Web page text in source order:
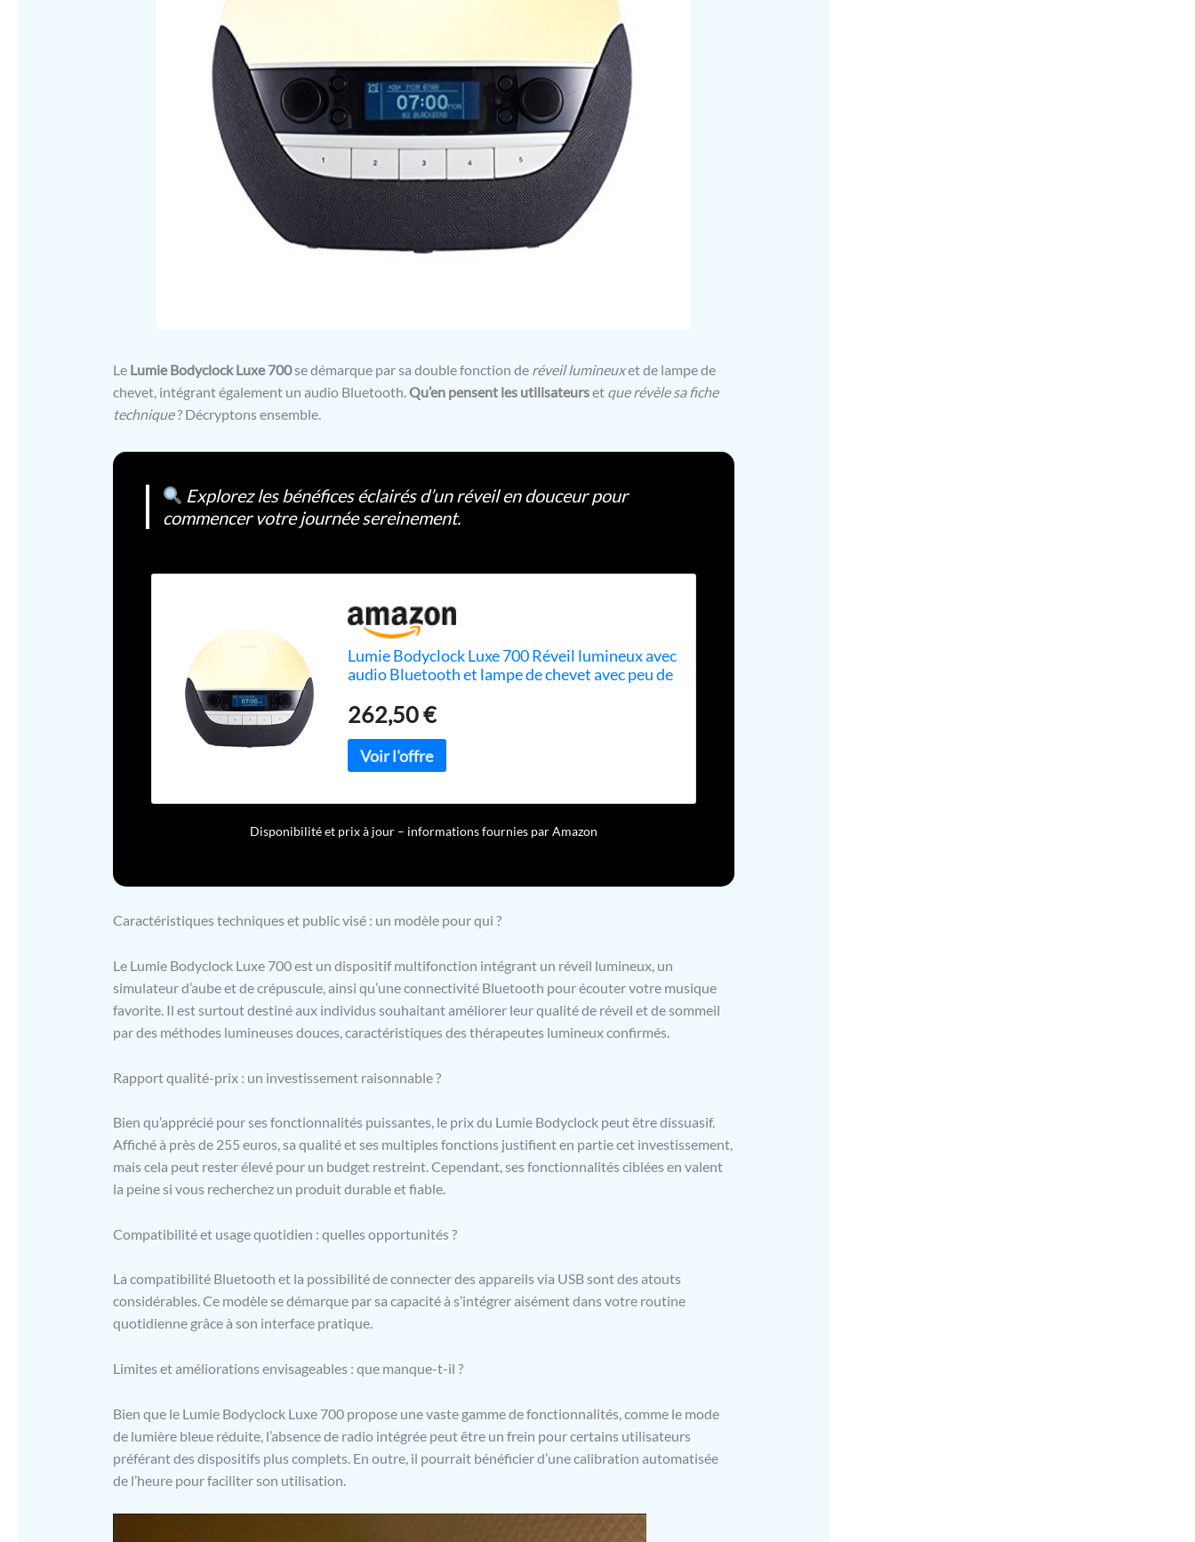
Le Lumie Bodyclock Luxe 700se démarque par sa double fonction de réveil lumineuxet de lampe de
chevet, intégrant également un audio Bluetooth.Qu’en pensent les utilisateurset que révèle sa fiche
technique? Décryptons ensemble.
Explorez les bénéfices éclairés d’un réveil en douceur pour
commencer votre journée sereinement.
Lumie Bodyclock Luxe 700 Réveil lumineux avec
audio Bluetooth et lampe de chevet avec peu de
262,50 €
Disponibilité et prix à jour – informations fournies par Amazon
Caractéristiques techniques et public visé : un modèle pour qui ?
Le Lumie Bodyclock Luxe 700 est un dispositif multifonction intégrant un réveil lumineux, un
simulateur d’aube et de crépuscule, ainsi qu’une connectivité Bluetooth pour écouter votre musique
favorite. Il est surtout destiné aux individus souhaitant améliorer leur qualité de réveil et de sommeil
par des méthodes lumineuses douces, caractéristiques des thérapeutes lumineux confirmés.
Rapport qualité-prix : un investissement raisonnable ?
Bien qu’apprécié pour ses fonctionnalités puissantes, le prix du Lumie Bodyclock peut être dissuasif.
Affiché à près de 255 euros, sa qualité et ses multiples fonctions justifient en partie cet investissement,
mais cela peut rester élevé pour un budget restreint. Cependant, ses fonctionnalités ciblées en valent
la peine si vous recherchez un produit durable et fiable.
Compatibilité et usage quotidien : quelles opportunités ?
La compatibilité Bluetooth et la possibilité de connecter des appareils via USB sont des atouts
considérables. Ce modèle se démarque par sa capacité à s’intégrer aisément dans votre routine
quotidienne grâce à son interface pratique.
Limites et améliorations envisageables : que manque-t-il ?
Bien que le Lumie Bodyclock Luxe 700 propose une vaste gamme de fonctionnalités, comme le mode
de lumière bleue réduite, l’absence de radio intégrée peut être un frein pour certains utilisateurs
préférant des dispositifs plus complets. En outre, il pourrait bénéficier d’une calibration automatisée
de l’heure pour faciliter son utilisation.